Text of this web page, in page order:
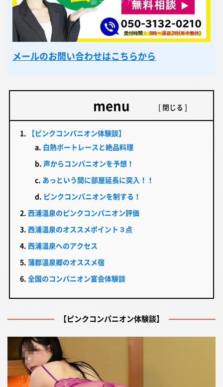
メールのお問い合わせはこちらから
menu
【ピンクコンパニオン体験談】
白熱ボートレースと絶品料理
声からコンパニオンを予想！
あっという間に部屋延長に突入！！
ピンクコンパニオンを制する！
西浦温泉のピンクコンパニオン評価
西浦温泉のオススメポイント３点
西浦温泉へのアクセス
蒲郡温泉郷のオススメ宿
全国のコンパニオン宴会体験談
【ピンクコンパニオン体験談】